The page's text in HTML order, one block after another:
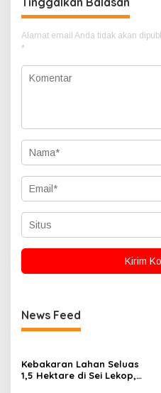
Alamat email Anda tidak akan
*
News Feed
Kebakaran Lahan Seluas
1,5 Hektare di Sei Lekop,